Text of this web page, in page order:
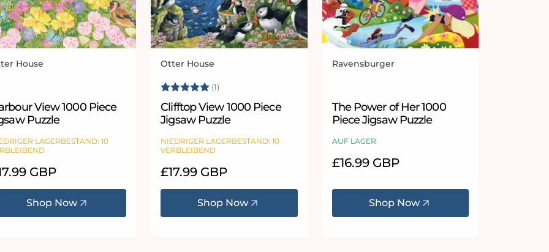
House
View 1000 Piece
Puzzle
LAGERBESTAND: 10
GBP
Shop Now
Anbieter:
Otter House
Bewertung:
(1)
Clifftop View 1000 Piece
Jigsaw Puzzle
NIEDRIGER LAGERBESTAND: 10
VERBLEIBEND
Normaler
£17.99 GBP
Shop Now
Anbieter:
Ravensburger
The Power of Her 1000
Piece Jigsaw Puzzle
AUF LAGER
Normaler
£16.99 GBP
Shop Now